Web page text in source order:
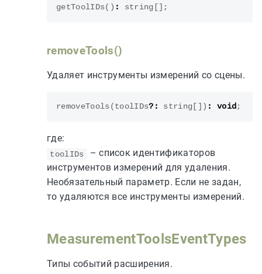
getToolIDs () : string [];
removeTools()
Удаляет инструменты измерений со сцены.
removeTools ( toolIDs?: string []) : void;
где:
toolIDs
– список идентификаторов
инструментов измерений для удаления.
Необязательный параметр. Если не задан,
то удаляются все инструменты измерений.
MeasurementToolsEventTypes
Типы событий расширения.